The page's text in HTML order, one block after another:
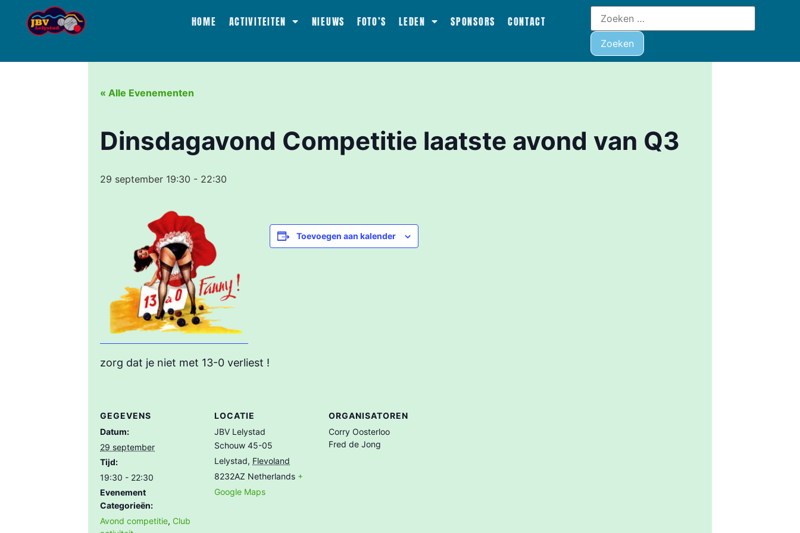
HOME ACTIVITEITEN NIEUWS FOTO’S LEDEN SPONSORS CONTACT
« Alle Evenementen
Dinsdagavond Competitie laatste avond van Q3
29 september 19:30 - 22:30
zorg dat je niet met 13-0 verliest !
Toevoegen aan kalender
GEGEVENS
Datum:
29 september
Tijd:
19:30 - 22:30
Evenement
Categorieën:
Avond competitie, Club
LOCATIE
JBV Lelystad
Schouw 45-05
Lelystad, Flevoland
8232AZ Netherlands +
Google Maps
ORGANISATOREN
Corry Oosterloo
Fred de Jong